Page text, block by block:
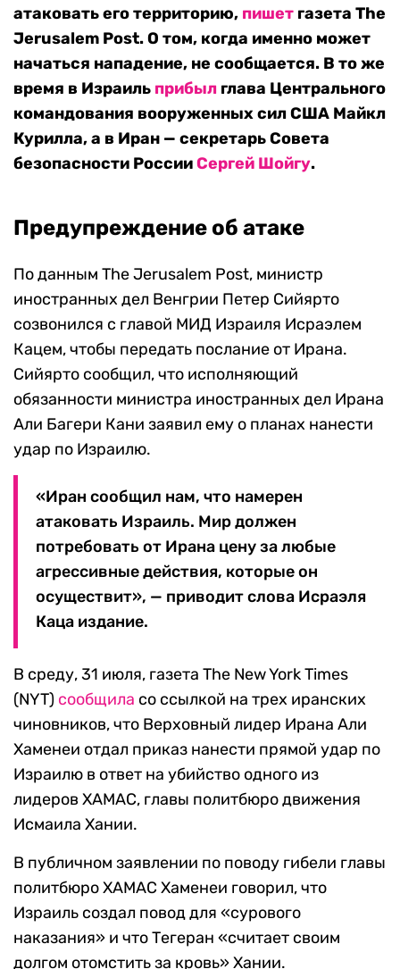
атаковать его территорию, пишет газета The
Jerusalem Post. О том, когда именно может
начаться нападение, не сообщается. В то же
время в Израиль прибыл глава Центрального
командования вооруженных сил США Майкл
Курилла, а в Иран — секретарь Совета
безопасности РоссииСергей Шойгу.
Предупреждение об атаке
По данным The Jerusalem Post, министр
иностранных дел Венгрии Петер Сийярто
созвонился с главой МИД Израиля Исраэлем
Кацем, чтобы передать послание от Ирана.
Сийярто сообщил, что исполняющий
обязанности министра иностранных дел Ирана
Али Багери Кани заявил ему о планах нанести
удар по Израилю.
«Иран сообщил нам, что намерен
атаковать Израиль. Мир должен
потребовать от Ирана цену за любые
агрессивные действия, которые он
осуществит», — приводит слова Исраэля
Каца издание.
В среду, 31 июля, газета The New York Times
(NYT) сообщила со ссылкой на трех иранских
чиновников, что Верховный лидер Ирана Али
Хаменеи отдал приказ нанести прямой удар по
Израилю в ответ на убийство одного из
лидеров ХАМАС, главы политбюро движения
Исмаила Хании.
В публичном заявлении по поводу гибели главы
политбюро ХАМАС Хаменеи говорил, что
Израиль создал повод для «сурового
наказания» и что Тегеран «считает своим
долгом отомстить за кровь» Хании.